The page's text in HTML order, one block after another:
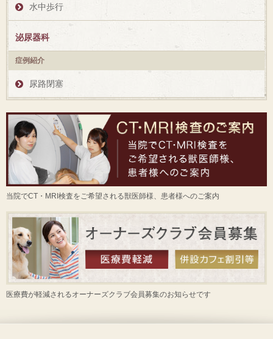
水中歩行
泌尿器科
症例紹介
尿路閉塞
当院でCT・MRI検査をご希望される獣医師様、患者様へのご案内
医療費が軽減されるオーナーズクラブ会員募集のお知らせです